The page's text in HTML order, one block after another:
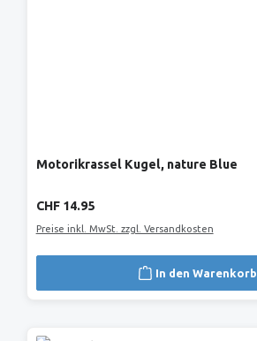
Motorikrassel Kugel, nature Blue
Regulärer Preis:
CHF 14.95
Preise inkl. MwSt. zzgl. Versandkosten
In den Warenkorb